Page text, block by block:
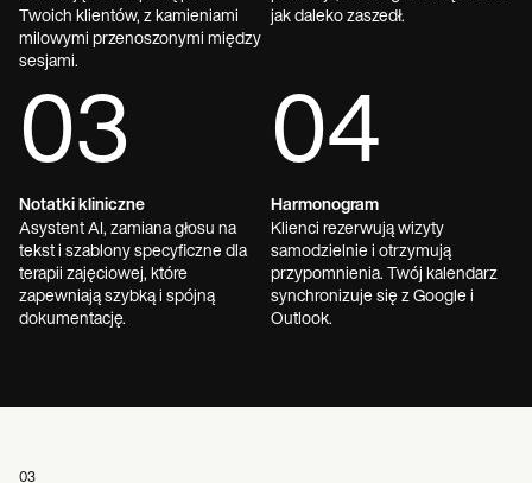
Twoich klientów, z kamieniami
milowymi przenoszonymi między
sesjami.
jak daleko zaszedł.
03
Notatki kliniczne
Asystent AI, zamiana głosu na
tekst i szablony specyficzne dla
terapii zajęciowej, które
zapewniają szybką i spójną
dokumentację.
04
Harmonogram
Klienci rezerwują wizyty
samodzielnie i otrzymują
przypomnienia. Twój kalendarz
synchronizuje się z Google i
Outlook.
03